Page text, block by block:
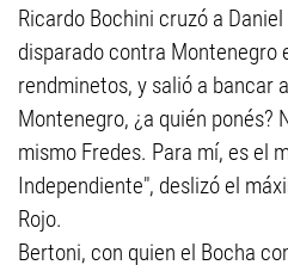
Ricardo Bochini cruzó a
disparado contra Montenegro
rendminetos, y salió a bancar
Montenegro, ¿a quién ponés?
mismo Fredes. Para mí, es el
Independiente", deslizó el
Rojo.
Bertoni, con quien el Bocha